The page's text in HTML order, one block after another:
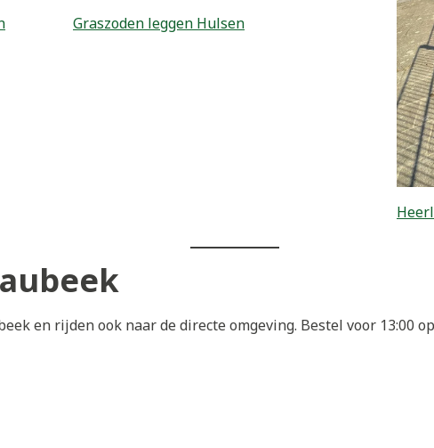
Graszoden leggen Hulsen
en rijden ook naar de directe omgeving. Bestel voor 13:00